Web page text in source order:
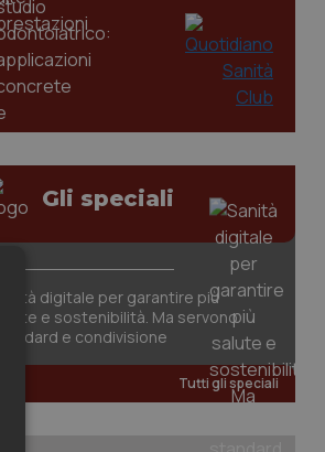
Gli speciali
Sanità digitale per garantire più
salute e sostenibilità. Ma servono
standard e condivisione
Tutti gli speciali